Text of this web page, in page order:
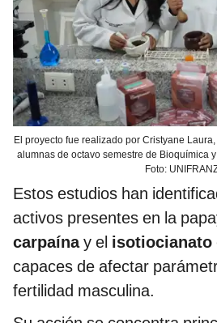
El proyecto fue realizado por Cristyane
alumnas de octavo semestre de Bioquímica
Foto:
Estos estudios han
activos presentes en la
carpaínay el isotiocianato
capaces de afectar
fertilidad masculina.